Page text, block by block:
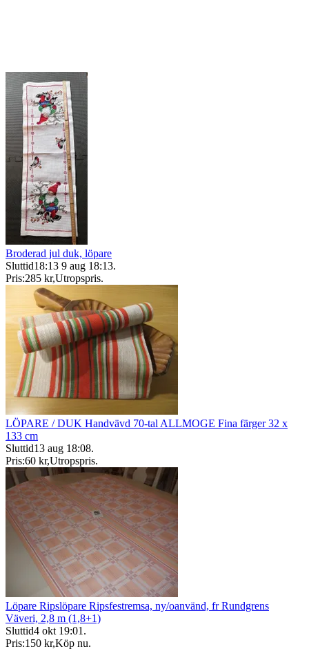
Broderad jul duk, löpare
Sluttid18:13 9 aug 18:13.
Pris:285 kr,Utropspris.
LÖPARE / DUK Handvävd 70-tal ALLMOGE Fina färger 32 x
133 cm
Sluttid13 aug 18:08.
Pris:60 kr,Utropspris.
Löpare Ripslöpare Ripsfestremsa, ny/oanvänd, fr Rundgrens
Väveri, 2,8 m (1,8+1)
Sluttid4 okt 19:01 .
Pris:150 kr,Köp nu.